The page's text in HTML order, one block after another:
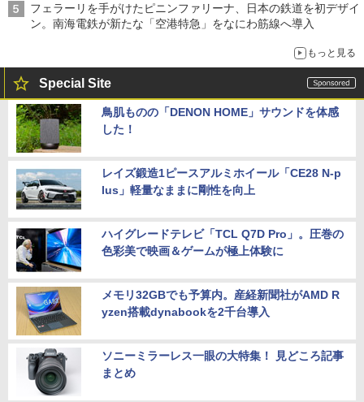
フェラーリを手がけたピニンファリーナ、日本の鉄道を初デザイ
ン。南海電鉄が新たな「空港特急」をなにわ筋線へ導入
もっと見る
Special Site
鳥肌ものの「DENON HOME」サウンドを体感
した！
レイズ鍛造1ピースアルミホイール「CE28 N-p
lus」軽量なままに剛性を向上
ハイグレードテレビ「TCL Q7D Pro」。圧巻の
色彩美で映画＆ゲームが極上体験に
メモリ32GBでも予算内。産経新聞社がAMD R
yzen搭載dynabookを2千台導入
ソニーミラーレス一眼の大特集！ 見どころ記事
まとめ